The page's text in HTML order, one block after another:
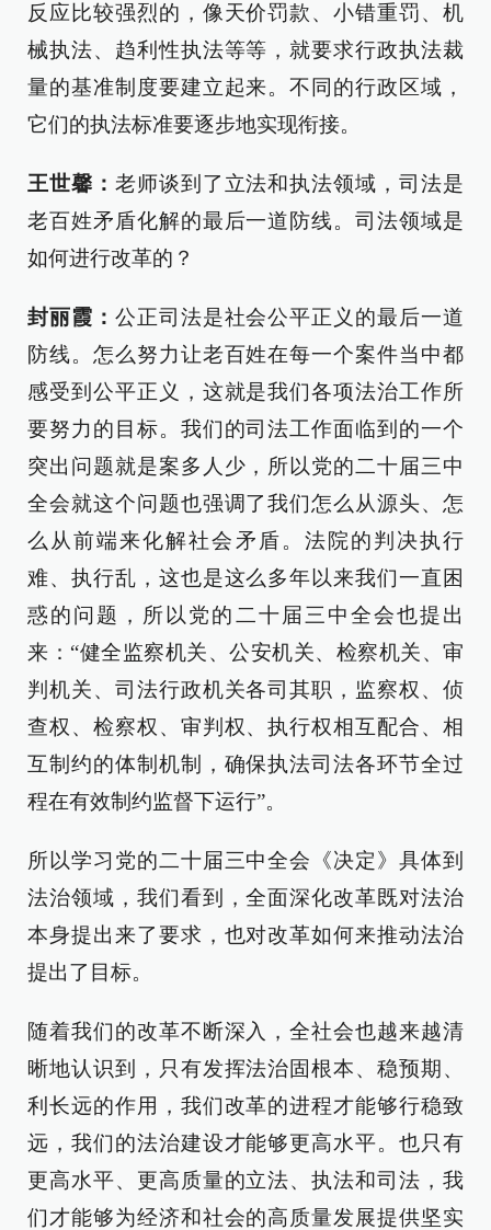
反应比较强烈的，像天价罚款、小错重罚、机
械执法、趋利性执法等等，就要求行政执法裁
量的基准制度要建立起来。不同的行政区域，
它们的执法标准要逐步地实现衔接。
王世馨： 老师谈到了立法和执法领域，司法是
老百姓矛盾化解的最后一道防线。司法领域是
如何进行改革的？
封丽霞： 公正司法是社会公平正义的最后一道
防线。怎么努力让老百姓在每一个案件当中都
感受到公平正义，这就是我们各项法治工作所
要努力的目标。我们的司法工作面临到的一个
突出问题就是案多人少，所以党的二十届三中
全会就这个问题也强调了我们怎么从源头、怎
么从前端来化解社会矛盾。法院的判决执行
难、执行乱，这也是这么多年以来我们一直困
惑的问题，所以党的二十届三中全会也提出
来：“健全监察机关、公安机关、检察机关、审
判机关、司法行政机关各司其职，监察权、侦
查权、检察权、审判权、执行权相互配合、相
互制约的体制机制，确保执法司法各环节全过
程在有效制约监督下运行”。
所以学习党的二十届三中全会《决定》具体到
法治领域，我们看到，全面深化改革既对法治
本身提出来了要求，也对改革如何来推动法治
提出了目标。
随着我们的改革不断深入，全社会也越来越清
晰地认识到，只有发挥法治固根本、稳预期、
利长远的作用，我们改革的进程才能够行稳致
远，我们的法治建设才能够更高水平。也只有
更高水平、更高质量的立法、执法和司法，我
们才能够为经济和社会的高质量发展提供坚实